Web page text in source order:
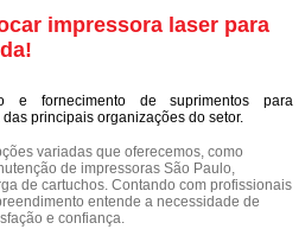
impressora laser para
e fornecimento de suprimentos para
principais organizações do setor.
variadas que oferecemos, como
de impressoras São Paulo,
de cartuchos. Contando com profissionais
entende a necessidade de
e confiança.